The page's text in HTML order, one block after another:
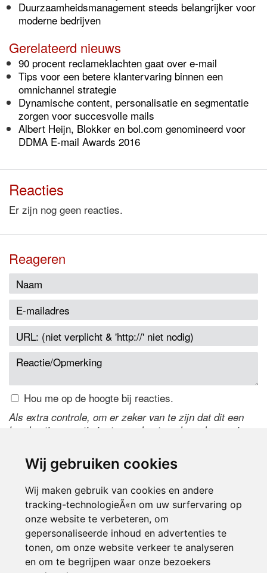
Wij gebruiken cookies
Wij maken gebruik van cookies en andere
tracking-technologieÃ«n om uw surfervaring op
onze website te verbeteren, om
gepersonaliseerde inhoud en advertenties te
tonen, om onze website verkeer te analyseren
en om te begrijpen waar onze bezoekers
Duurzaamheidsmanagement steeds belangrijker voor
moderne bedrijven
Gerelateerd nieuws
90 procent reclameklachten gaat over e-mail
Tips voor een betere klantervaring binnen een
omnichannel strategie
Dynamische content, personalisatie en segmentatie
zorgen voor succesvolle mails
Albert Heijn, Blokker en bol.com genomineerd voor
DDMA E-mail Awards 2016
Reacties
Er zijn nog geen reacties.
Reageren
Hou me op de hoogte bij reacties.
Als extra controle, om er zeker van te zijn dat dit een
handmatige reactie is, typ onderstaande code over in
de code te wijzigen.